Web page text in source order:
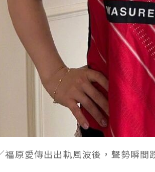
福原愛傳出出軌風波後，聲勢瞬間